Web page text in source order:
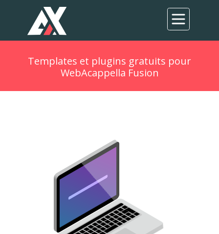
Templates et plugins gratuits pour
WebAcappella Fusion